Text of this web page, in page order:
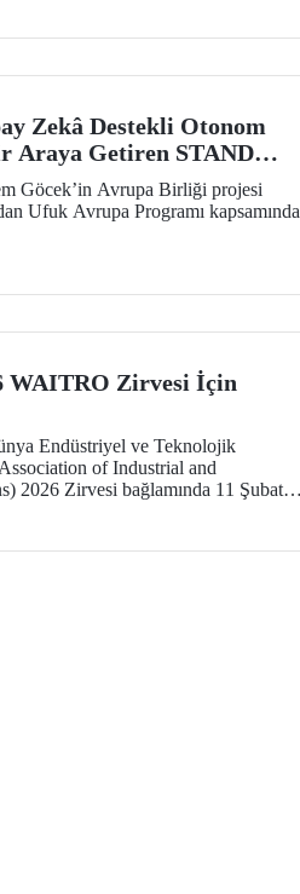
Europe Marie Skłodowska-Curie
kapsamında desteklenmeye
Zekâ Destekli Otonom
Araya Getiren STAND
Göcek’in Avrupa Birliği projesi
Ufuk Avrupa Programı kapsamında
WAITRO Zirvesi İçin
Endüstriyel ve Teknolojik
of Industrial and
2026 Zirvesi bağlamında 11 Şubat